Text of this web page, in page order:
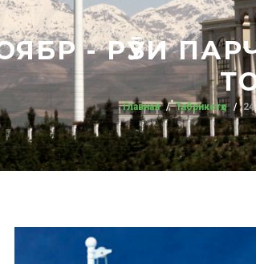
- РӮЗИ
Главная Табрикотҳо